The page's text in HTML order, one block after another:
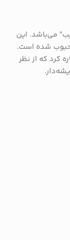
می‌باشد. این
شده است.
کرد که از نظر